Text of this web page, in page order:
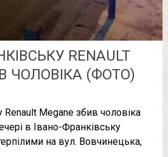
RENAULT
ЧОЛОВІКА (ФОТО)
Renault Megane збив чоловіка
в Івано-Франківську
на вул. Вовчинецька,